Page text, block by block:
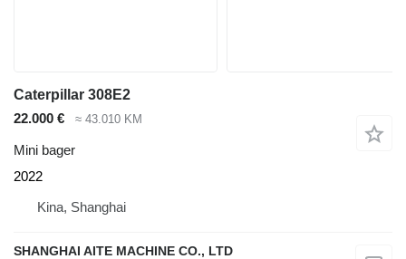
Caterpillar 308E2
22.000 €
≈ 43.010 KM
Mini bager
2022
Kina, Shanghai
SHANGHAI AITE MACHINE CO., LTD